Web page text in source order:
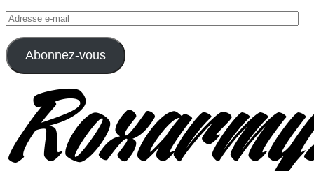
Adresse
e-
mail
Abonnez-vous